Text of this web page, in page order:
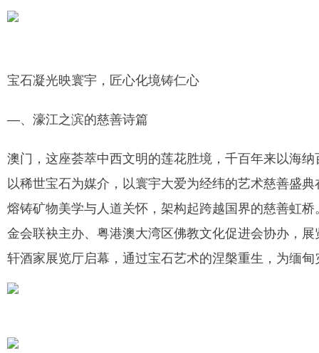
宝石凝光映寰宇，匠心化境铸仁心
—、濠江之滨的慈善诗篇
澳门，这座荟萃中西文明的莲花胜境，千百年来以海
以稀世宝石为媒介，以寰宇大爱为经纬的艺术慈善盛
熔铸矿物美学与人道关怀，架构起跨越国界的慈善虹
金会联袂主办、粤港澳大湾区佛教文化促进会协办，
轩酒家展览厅启幕，通过宝石艺术的涅槃重生，为缅